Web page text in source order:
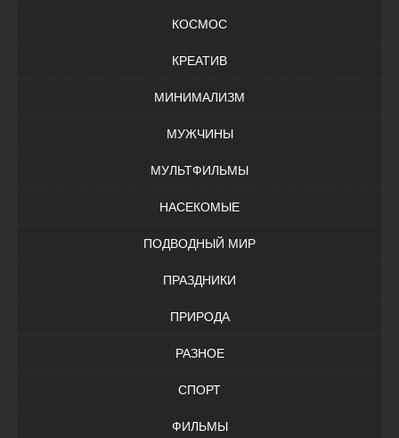
КОСМОС
КРЕАТИВ
МИНИМАЛИЗМ
МУЖЧИНЫ
МУЛЬТФИЛЬМЫ
НАСЕКОМЫЕ
ПОДВОДНЫЙ МИР
ПРАЗДНИКИ
ПРИРОДА
РАЗНОЕ
СПОРТ
ФИЛЬМЫ